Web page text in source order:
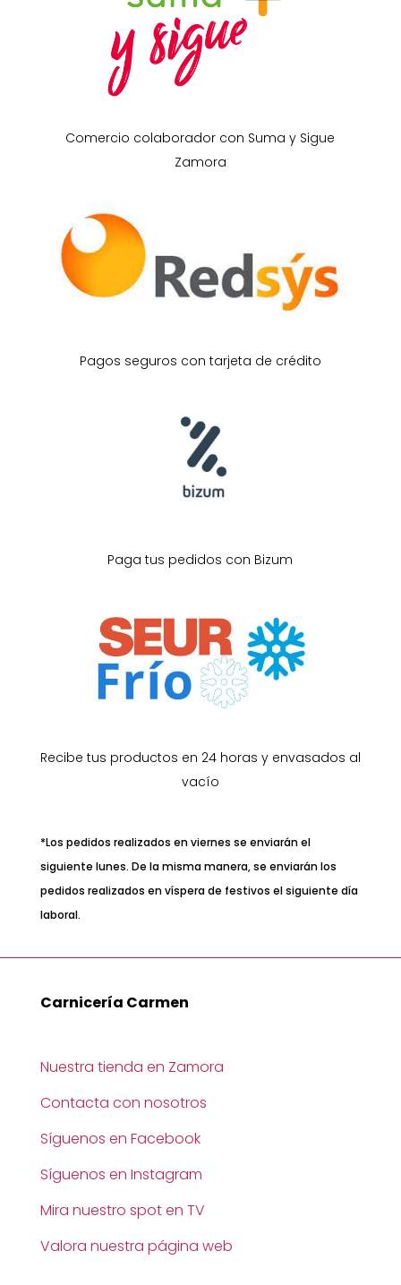
Comercio colaborador con Suma y Sigue
Zamora
Pagos seguros con tarjeta de crédito
Paga tus pedidos con Bizum
Recibe tus productos en 24 horas y envasados al
vacío
*Los pedidos realizados en viernes se enviarán el
siguiente lunes. De la misma manera, se enviarán los
pedidos realizados en víspera de festivos el siguiente día
laboral.
Carnicería Carmen
Nuestra tienda en Zamora
Contacta con nosotros
Síguenos en Facebook
Síguenos en Instagram
Mira nuestro spot en TV
Valora nuestra página web